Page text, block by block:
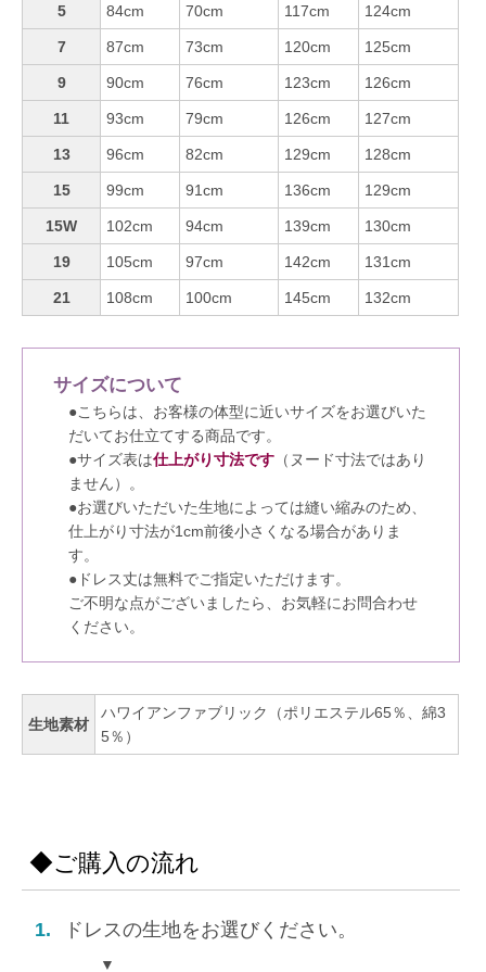
5 84cm 70cm 117cm 124cm
7 87cm 73cm 120cm 125cm
9 90cm 76cm 123cm 126cm
11 93cm 79cm 126cm 127cm
13 96cm 82cm 129cm 128cm
15 99cm 91cm 136cm 129cm
15W 102cm 94cm 139cm 130cm
19 105cm 97cm 142cm 131cm
21 108cm 100cm 145cm 132cm
サイズについて
●こちらは、お客様の体型に近いサイズをお選びいた
だいてお仕立てする商品です。
●サイズ表は仕上がり寸法です （ヌード寸法ではあり
ません）。
●お選びいただいた生地によっては縫い縮みのため、
仕上がり寸法が1cm前後小さくなる場合がありま
す。
●ドレス丈は無料でご指定いただけます。
ご不明な点がございましたら、お気軽にお問合わせ
ください。
生地素材
ハワイアンファブリック（ポリエステル65％、綿3
5％）
◆ご購入の流れ
1. ドレスの生地をお選びください。
▼